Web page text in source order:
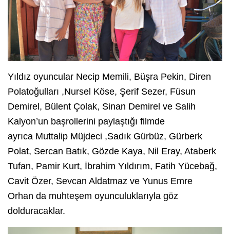
Yıldız oyuncular Necip Memili, Büşra Pekin, Diren
Polatoğulları ,Nursel Köse, Şerif Sezer, Füsun
Demirel, Bülent Çolak, Sinan Demirel ve Salih
Kalyon’un başrollerini paylaştığı filmde
ayrıca Muttalip Müjdeci ,Sadık Gürbüz, Gürberk
Polat, Sercan Batık, Gözde Kaya, Nil Eray, Ataberk
Tufan, Pamir Kurt, İbrahim Yıldırım, Fatih Yücebağ,
Cavit Özer, Sevcan Aldatmaz ve Yunus Emre
Orhan da muhteşem oyunculuklarıyla göz
dolduracaklar.